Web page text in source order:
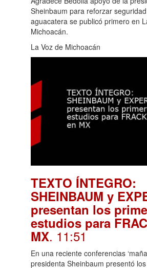
Sheinbaum para reforzar
aguacatera se publicó primero en
Michoacán.
La Voz de Michoacán
TEXTO ÍNTEGRO:
SHEINBAUM y
presentan los
estudios para
MX. 11:51
En una reciente conferencias
presidenta Sheinbaum presentó